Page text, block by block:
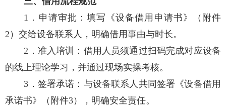
1．申请审批：填写《设备借用申请书》（附件
2）交给设备联系人，明确借用事由与时长。
2．准入培训：借用人员须通过扫码完成对应设备
的线上理论学习，并通过现场实操考核。
3．签署承诺：与设备联系人共同签署《设备借用
承诺书》（附件3），明确安全责任。